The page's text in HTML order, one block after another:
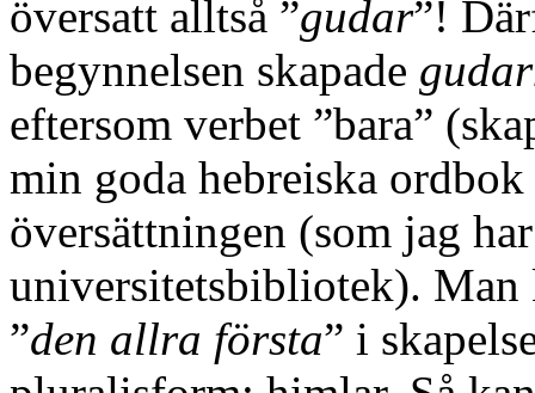
översatt alltså ”gudar”!
begynnelsen skapade
eftersom verbet ”bara”
min goda hebreiska
översättningen (som jag
universitetsbibliotek). Man
”den allra första” i